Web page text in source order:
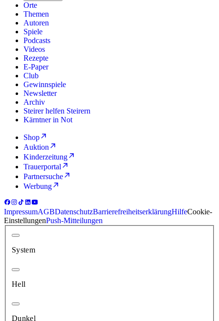
Orte
Themen
Autoren
Spiele
Podcasts
Videos
Rezepte
E-Paper
Club
Gewinnspiele
Newsletter
Archiv
Steirer helfen Steirern
Kärntner in Not
Shop
Auktion
Kinderzeitung
Trauerportal
Partnersuche
Werbung
ImpressumAGBDatenschutzBarrierefreiheitserklärungHilfeCookie-
EinstellungenPush-Mitteilungen
System
Hell
Dunkel